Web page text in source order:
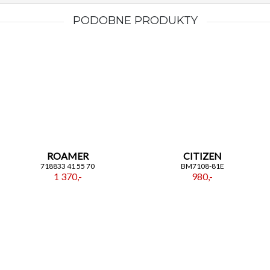
PODOBNE PRODUKTY
ROAMER
718833 41 55 70
1 370,-
CITIZEN
BM7108-81E
980,-